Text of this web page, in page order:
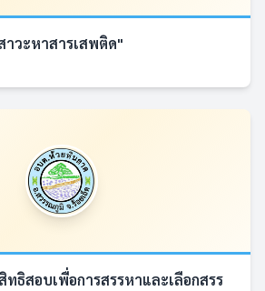
าวะหาสารเสพติด"
ธิสอบเพื่อการสรรหาและเลือกสรร